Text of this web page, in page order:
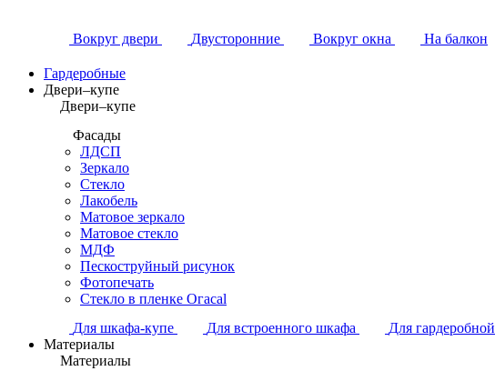
Вокруг двери Двусторонние Вокруг окна На балкон
Гардеробные
Двери–купе
Двери–купе
Фасады
ЛДСП
Зеркало
Стекло
Лакобель
Матовое зеркало
Матовое стекло
МДФ
Пескоструйный рисунок
Фотопечать
Стекло в пленке Огасаl
Для шкафа-купе
Для встроенного шкафа
Для гардеробной
Материалы
Материалы